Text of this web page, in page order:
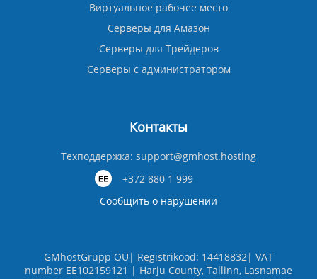
Виртуальное рабочее место
Серверы для Амазон
Серверы для Трейдеров
Серверы с администратором
Контакты
Техподдержка: support@gmhost.hosting
+372 880 1 999
Сообщить о нарушении
GMhostGrupp OU| Registrikood: 14418832| VAT
number EE102159121 | Harju County, Tallinn, Lasnamae